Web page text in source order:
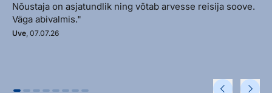
Nõustaja on asjatundlik ning võtab arvesse reisija soove.
Väga abivalmis."
Uve, 07.07.26